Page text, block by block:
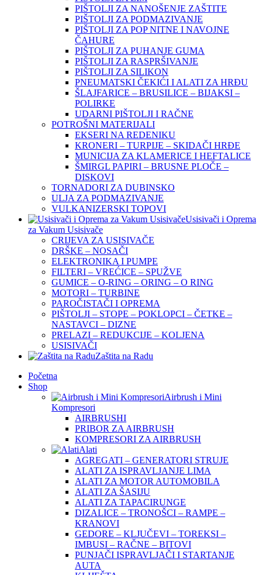
PIŠTOLJI ZA NANOŠENJE ZAŠTITE
PIŠTOLJI ZA PODMAZIVANJE
PIŠTOLJI ZA POP NITNE I NAVOJNE
ČAHURE
PIŠTOLJI ZA PUHANJE GUMA
PIŠTOLJI ZA RASPRŠIVANJE
PIŠTOLJI ZA SILIKON
PNEUMATSKI ČEKIĆI I ALATI ZA HRĐU
ŠLAJFARICE – BRUSILICE – BIJAKSI –
POLIRKE
UDARNI PIŠTOLJI I RAČNE
POTROŠNI MATERIJALI
EKSERI NA REDENIKU
KRONERI – TURPIJE – SKIDAČI HRĐE
MUNICIJA ZA KLAMERICE I HEFTALICE
ŠMIRGL PAPIRI – BRUSNE PLOČE –
DISKOVI
TORNADORI ZA DUBINSKO
ULJA ZA PODMAZIVANJE
VULKANIZERSKI TOPOVI
Usisivači i Oprema
za Vakum Usisivače
CRIJEVA ZA USISIVAČE
DRŠKE – NOSAČI
ELEKTRONIKA I PUMPE
FILTERI – VREĆICE – SPUŽVE
GUMICE – O-RING – ORING – O RING
MOTORI – TURBINE
PAROČISTAČI I OPREMA
PIŠTOLJI – STOPE – POKLOPCI – ČETKE –
NASTAVCI – DIZNE
PRELAZI – REDUKCIJE – KOLJENA
USISIVAČI
Zaštita na Radu
Početna
Shop
Airbrush i Mini
Kompresori
AIRBRUSHI
PRIBOR ZA AIRBRUSH
KOMPRESORI ZA AIRBRUSH
Alati
AGREGATI – GENERATORI STRUJE
ALATI ZA ISPRAVLJANJE LIMA
ALATI ZA MOTOR AUTOMOBILA
ALATI ZA ŠASIJU
ALATI ZA TAPACIRUNGE
DIZALICE – TRONOŠCI – RAMPE –
KRANOVI
GEDORE – KLJUČEVI – TOREKSI –
IMBUSI – RAČNE – BITOVI
PUNJAČI ISPRAVLJAČI I STARTANJE
AUTA